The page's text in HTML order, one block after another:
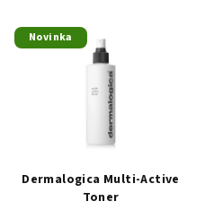
Novinka
Dermalogica Multi-Active
Toner